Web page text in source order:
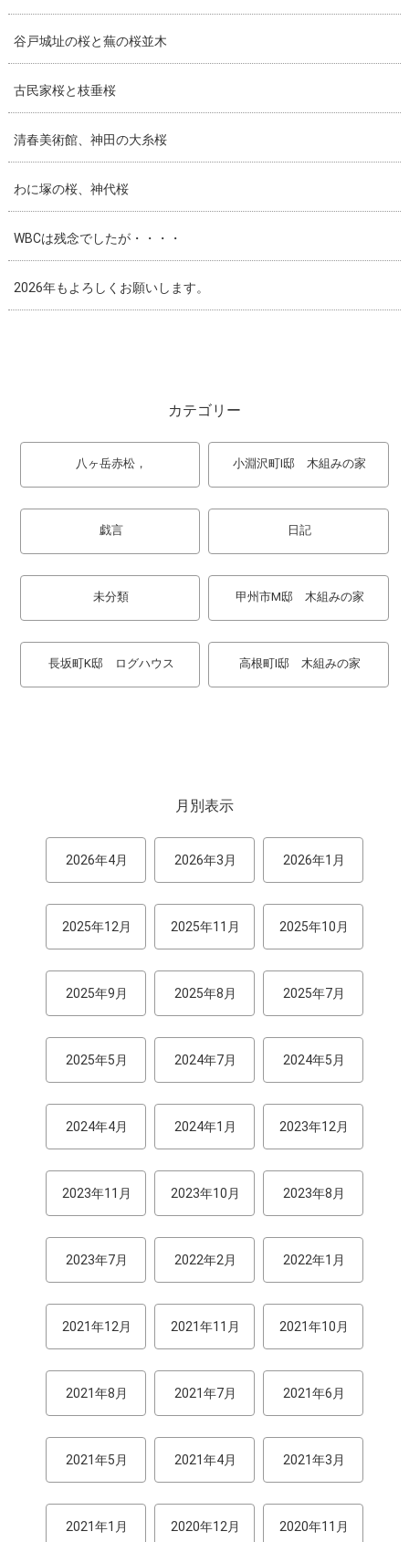
谷戸城址の桜と蕪の桜並木
古民家桜と枝垂桜
清春美術館、神田の大糸桜
わに塚の桜、神代桜
WBCは残念でしたが・・・・
2026年もよろしくお願いします。
カテゴリー
八ヶ岳赤松， 小淵沢町I邸 木組みの家
戯言 日記
未分類 甲州市M邸 木組みの家
長坂町K邸 ログハウス 高根町I邸 木組みの家
月別表示
2026年4月 2026年3月 2026年1月
2025年12月 2025年11月 2025年10月
2025年9月 2025年8月 2025年7月
2025年5月 2024年7月 2024年5月
2024年4月 2024年1月 2023年12月
2023年11月 2023年10月 2023年8月
2023年7月 2022年2月 2022年1月
2021年12月 2021年11月 2021年10月
2021年8月 2021年7月 2021年6月
2021年5月 2021年4月 2021年3月
2021年1月 2020年12月 2020年11月